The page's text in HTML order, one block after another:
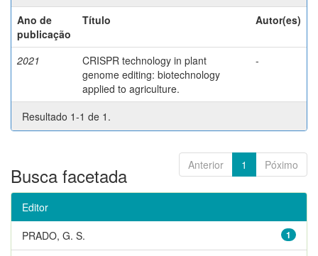
Ano de
publicação
Título Autor(es)
2021
CRISPR technology in plant
genome editing: biotechnology
applied to agriculture.
-
Resultado 1-1 de 1.
Anterior 1 Póximo
Busca facetada
Editor
1
PRADO, G. S.